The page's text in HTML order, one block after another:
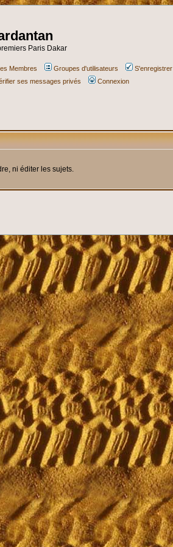
Paris Dakar
Membres Groupes d'utilisateurs
S'enregistrer
ses messages privés Connexion
ni éditer les sujets.